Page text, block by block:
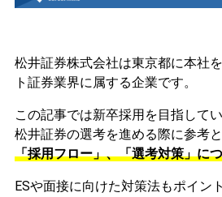
松井証券株式会社は東京都に本社
ト証券業界に属する企業です。
この記事では新卒採用を目指して
松井証券の選考を進める際に参考
「採用フロー」、「選考対策」に
ESや面接に向けた対策法もポイン